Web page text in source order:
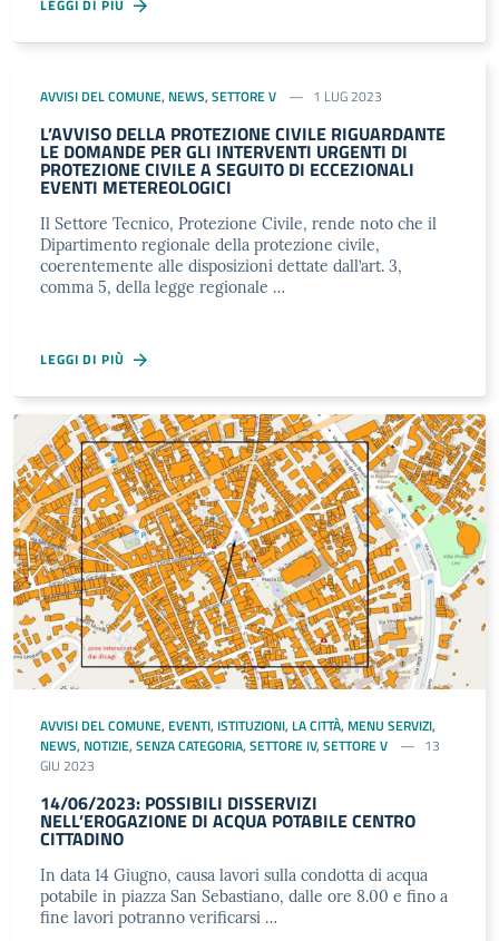
LEGGI DI PIÙ
AVVISI DEL COMUNE, NEWS, SETTORE V 1 LUG 2023
L’AVVISO DELLA PROTEZIONE CIVILE RIGUARDANTE
LE DOMANDE PER GLI INTERVENTI URGENTI DI
PROTEZIONE CIVILE A SEGUITO DI ECCEZIONALI
EVENTI METEREOLOGICI
Il Settore Tecnico, Protezione Civile, rende noto che il
Dipartimento regionale della protezione civile,
coerentemente alle disposizioni dettate dall’art. 3,
comma 5, della legge regionale …
LEGGI DI PIÙ
AVVISI DEL COMUNE, EVENTI, ISTITUZIONI, LA CITTÀ, MENU SERVIZI,
NEWS, NOTIZIE, SENZA CATEGORIA, SETTORE IV, SETTORE V
13
GIU 2023
14/06/2023: POSSIBILI DISSERVIZI
NELL’EROGAZIONE DI ACQUA POTABILE CENTRO
CITTADINO
In data 14 Giugno, causa lavori sulla condotta di acqua
potabile in piazza San Sebastiano, dalle ore 8.00 e fino a
fine lavori potranno verificarsi …